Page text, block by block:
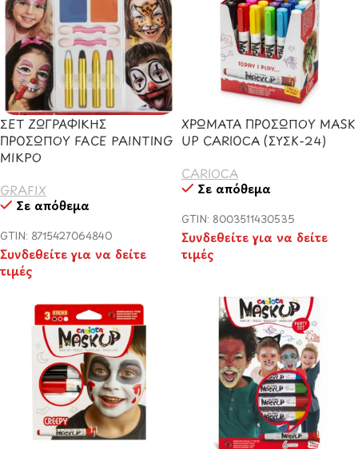
ΣΕΤ ΖΩΓΡΑΦΙΚΗΣ
ΠΡΟΣΩΠΟΥ FACE PAINTING
ΜΙΚΡΟ
GRAFIX
Σε απόθεμα
GTIN: 8715427064840
Συνδεθείτε για να δείτε
τιμές
ΧΡΩΜΑΤΑ ΠΡΟΣΩΠΟΥ MASK
UP CARIOCA (ΣΥΣΚ-24)
CARIOCA
Σε απόθεμα
GTIN: 8003511430535
Συνδεθείτε για να δείτε
τιμές